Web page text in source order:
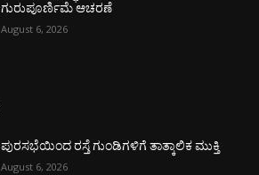
ಗುರುಪೂರ್ಣಿಮೆ ಆಚರಣೆ
August 6, 2026
ಪುರಸಭೆಯಿಂದ ರಸ್ತೆ ಗುಂಡಿಗಳಿಗೆ ತಾತ್ಕಾಲಿಕ ಮುಕ್ತಿ
August 6, 2026